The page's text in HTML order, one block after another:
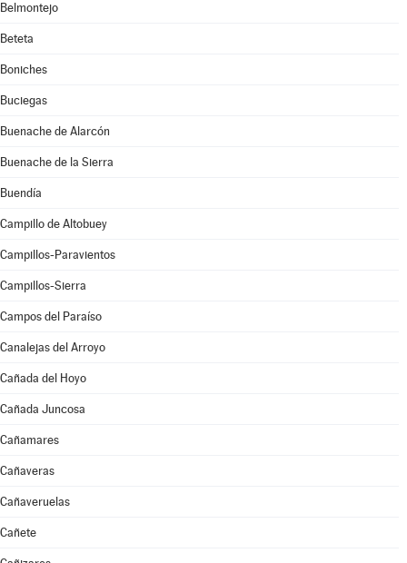
Belmontejo
Beteta
Boniches
Buciegas
Buenache de Alarcón
Buenache de la Sierra
Buendía
Campillo de Altobuey
Campillos-Paravientos
Campillos-Sierra
Campos del Paraíso
Canalejas del Arroyo
Cañada del Hoyo
Cañada Juncosa
Cañamares
Cañaveras
Cañaveruelas
Cañete